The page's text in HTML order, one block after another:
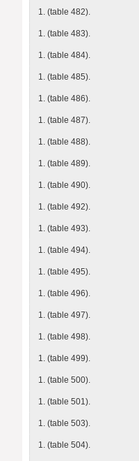
1. (table 482).
1. (table 483).
1. (table 484).
1. (table 485).
1. (table 486).
1. (table 487).
1. (table 488).
1. (table 489).
1. (table 490).
1. (table 492).
1. (table 493).
1. (table 494).
1. (table 495).
1. (table 496).
1. (table 497).
1. (table 498).
1. (table 499).
1. (table 500).
1. (table 501).
1. (table 503).
1. (table 504).